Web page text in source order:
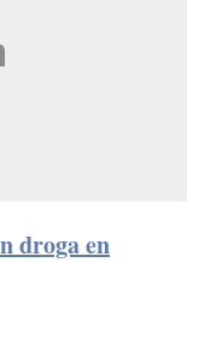
droga en